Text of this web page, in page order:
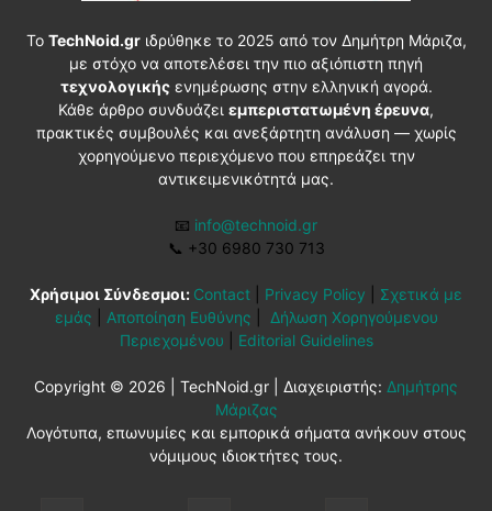
Το TechNoid.grιδρύθηκε το 2025 από τον Δημήτρη Μάριζα,
με στόχο να αποτελέσει την πιο αξιόπιστη πηγή
τεχνολογικήςενημέρωσης στην ελληνική αγορά.
Κάθε άρθρο συνδυάζει εμπεριστατωμένη έρευνα,
πρακτικές συμβουλές και ανεξάρτητη ανάλυση — χωρίς
χορηγούμενο περιεχόμενο που επηρεάζει την
αντικειμενικότητά μας.
📧 info@technoid.gr
📞 +30 6980 730 713
Χρήσιμοι Σύνδεσμοι: Contact Privacy Policy
Σχετικά με
εμάς
Αποποίηση Ευθύνης
Δήλωση Χορηγούμενου
Περιεχομένου
Editorial Guidelines
Copyright © 2026 | TechNoid.gr | Διαχειριστής: Δημήτρης
Μάριζας
Λογότυπα, επωνυμίες και εμπορικά σήματα ανήκουν στους
νόμιμους ιδιοκτήτες τους.